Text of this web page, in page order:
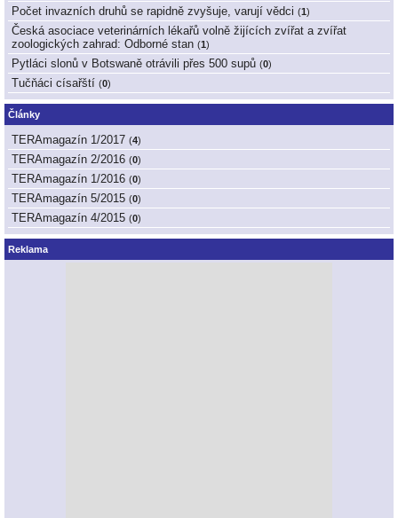
Počet invazních druhů se rapidně zvyšuje, varují vědci (1 )
Česká asociace veterinárních lékařů volně žijících zvířat a zvířat
zoologických zahrad: Odborné stan (1 )
Pytláci slonů v Botswaně otrávili přes 500 supů (0)
Tučňáci císařští (0)
Články
TERAmagazín 1/2017 (4)
TERAmagazín 2/2016 (0)
TERAmagazín 1/2016 (0)
TERAmagazín 5/2015 (0)
TERAmagazín 4/2015 (0)
Reklama